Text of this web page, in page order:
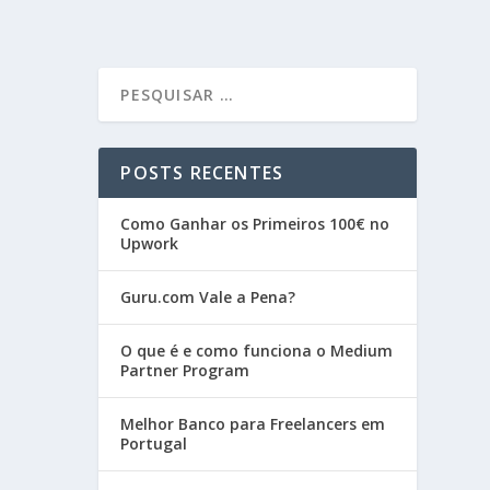
POSTS RECENTES
Como Ganhar os Primeiros 100€ no
Upwork
Guru.com Vale a Pena?
O que é e como funciona o Medium
Partner Program
Melhor Banco para Freelancers em
Portugal